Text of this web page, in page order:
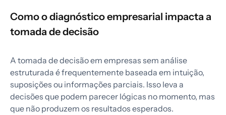
Como o diagnóstico empresarial impacta a
tomada de decisão
A tomada de decisão em empresas sem análise
estruturada é frequentemente baseada em intuição,
suposições ou informações parciais. Isso leva a
decisões que podem parecer lógicas no momento, mas
que não produzem os resultados esperados.